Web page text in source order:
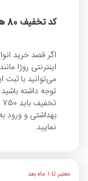
کد تخفیف 80 هزار تومانی محصولات بهداشتی روژا
اگر قصد خرید
اینترنتی روژا
توجه داشته
بهداشتی و ورود
نمایید.
معتبر تا ۱ ماه بعد